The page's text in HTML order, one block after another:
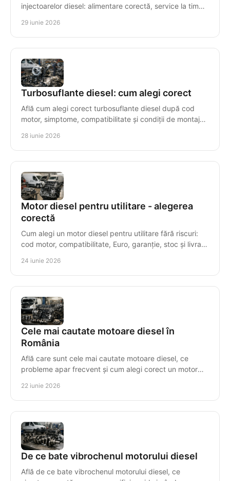
injectoarelor diesel: alimentare corectă, service la timp
29 iunie 2026
Turbosuflante diesel: cum alegi corect
Află cum alegi corect turbosuflante diesel după cod
motor, simptome, compatibilitate și condiții de montaj
28 iunie 2026
Motor diesel pentru utilitare - alegerea
corectă
Cum alegi un motor diesel pentru utilitare fără riscuri:
cod motor, compatibilitate, Euro, garanție, stoc și livrare
24 iunie 2026
Cele mai cautate motoare diesel în
România
Află care sunt cele mai cautate motoare diesel, ce
probleme apar frecvent și cum alegi corect un motor
22 iunie 2026
De ce bate vibrochenul motorului diesel
Află de ce bate vibrochenul motorului diesel, ce